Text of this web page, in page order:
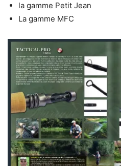
la gamme Petit Jean
La gamme MFC